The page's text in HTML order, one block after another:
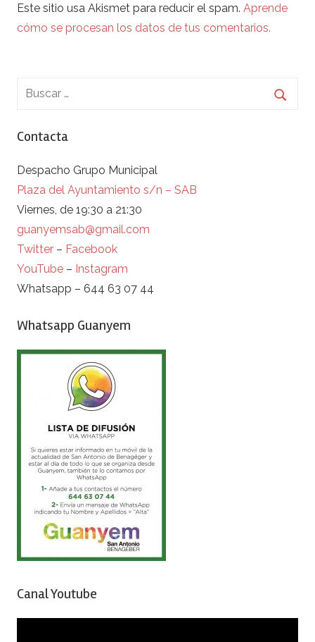
Este sitio usa Akismet para reducir el spam. Aprende
cómo se procesan los datos de tus comentarios.
Contacta
Despacho Grupo Municipal
Plaza del Ayuntamiento s/n – SAB
Viernes, de 19:30 a 21:30
guanyemsab@gmail.com
Twitter – Facebook
YouTube – Instagram
Whatsapp – 644 63 07 44
Whatsapp Guanyem
Canal Youtube